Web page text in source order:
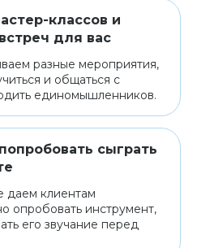
классов и
для вас
разные мероприятия,
и общаться с
единомышленников.
сыграть
даем клиентам
опробовать инструмент,
его звучание перед